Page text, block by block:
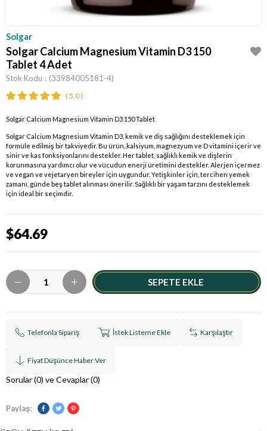
Solgar
Solgar Calcium Magnesium Vitamin D3 150
Tablet 4 Adet
Stok Kodu (33984005181-4)
5.0
Solgar Calcium Magnesium Vitamin D3 150 Tablet
Solgar Calcium Magnesium Vitamin D3, kemik ve diş sağlığını desteklemek için
formüle edilmiş bir takviyedir. Bu ürün, kalsiyum, magnezyum ve D vitamini içerir ve
sinir ve kas fonksiyonlarını destekler. Her tablet, sağlıklı kemik ve dişlerin
korunmasına yardımcı olur ve vücudun enerji üretimini destekler. Alerjen içermez
ve vegan ve vejetaryen bireyler için uygundur. Yetişkinler için, tercihen yemek
zamanı, günde beş tablet alınması önerilir. Sağlıklı bir yaşam tarzını desteklemek
için ideal bir seçimdir.
$64.69
Telefonla Sipariş İstek Listeme Ekle Karşılaştır
Fiyat Düşünce Haber Ver
Sorular (0) ve Cevaplar (0)
Paylaş: